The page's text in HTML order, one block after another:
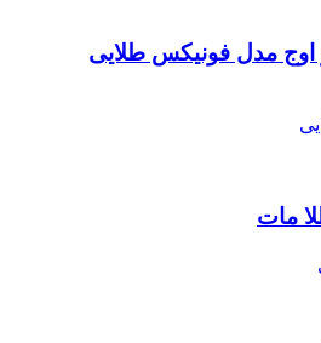
اوج مدل فونیکس طلایی
مات